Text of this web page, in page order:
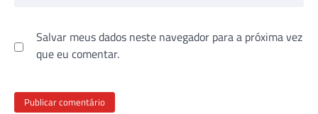
Salvar meus dados neste navegador para a próxima vez
que eu comentar.